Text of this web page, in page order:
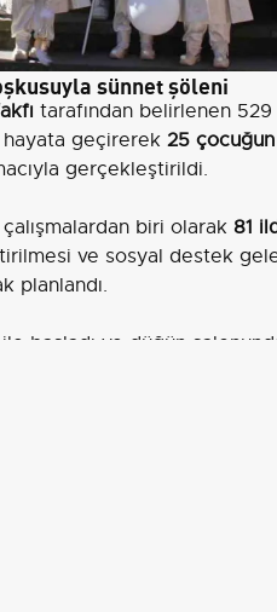
sünnet şöleni
tarafından belirlenen 529
hayata geçirerek 25 çocuğun
gerçekleştirildi.
biri olarak 81
ve sosyal destek
planlandı.
başladı ve düğün